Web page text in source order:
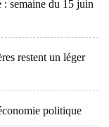
: semaine du 15 juin
restent un léger
politique